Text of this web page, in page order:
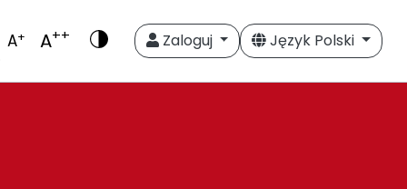
A+ A++ Zaloguj Język Polski